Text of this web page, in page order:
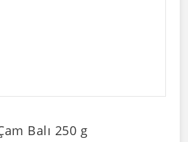
Balı 250 g